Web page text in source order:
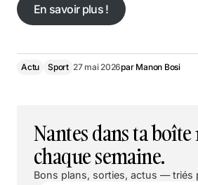
En savoir plus !
En savoir plus !
Actu Sport 27 mai 2026par Manon Bosi
Nantes dans ta
chaque semaine.
Bons plans, sorties, actus — triés